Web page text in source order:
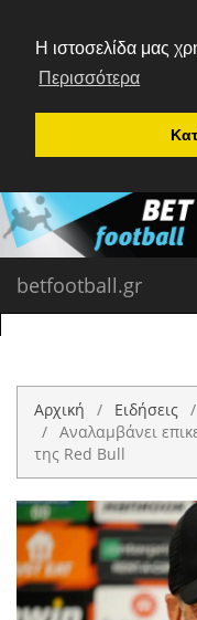
Η ιστοσελίδα μας
Περισσότερα
betfootball.gr
Αρχική Ειδήσεις
Αναλαμβάνει
της Red Bull